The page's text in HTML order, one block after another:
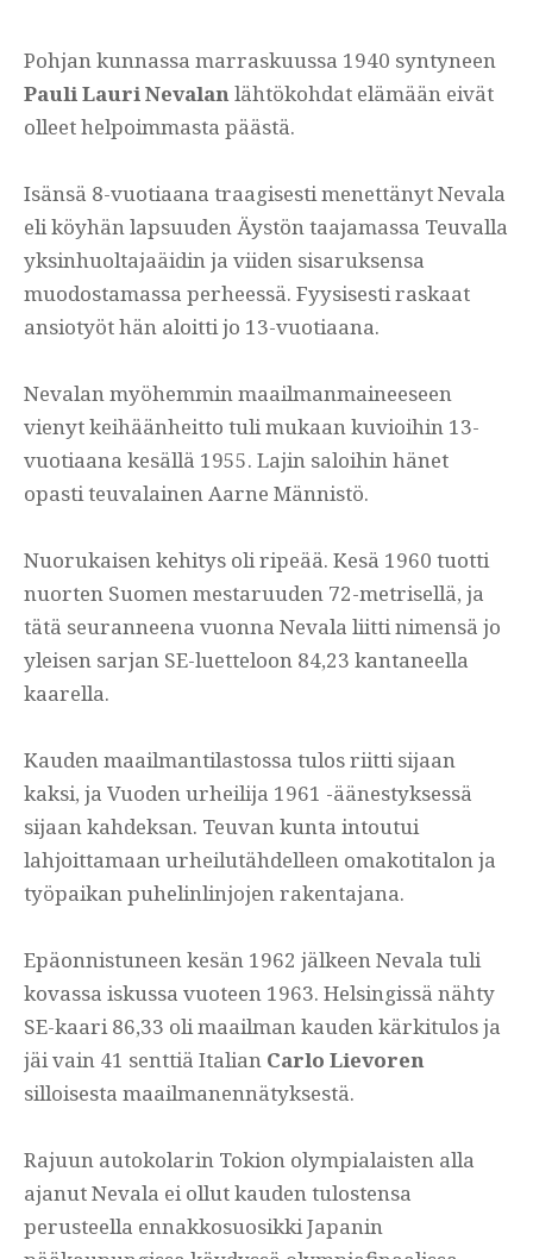
Pohjan kunnassa marraskuussa 1940 syntyneen
Pauli Lauri Nevalanlähtökohdat elämään eivät
olleet helpoimmasta päästä.
Isänsä 8-vuotiaana traagisesti menettänyt Nevala
eli köyhän lapsuuden Äystön taajamassa Teuvalla
yksinhuoltajaäidin ja viiden sisaruksensa
muodostamassa perheessä. Fyysisesti raskaat
ansiotyöt hän aloitti jo 13-vuotiaana.
Nevalan myöhemmin maailmanmaineeseen
vienyt keihäänheitto tuli mukaan kuvioihin 13-
vuotiaana kesällä 1955. Lajin saloihin hänet
opasti teuvalainen Aarne Männistö.
Nuorukaisen kehitys oli ripeää. Kesä 1960 tuotti
nuorten Suomen mestaruuden 72-metrisellä, ja
tätä seuranneena vuonna Nevala liitti nimensä jo
yleisen sarjan SE-luetteloon 84,23 kantaneella
kaarella.
Kauden maailmantilastossa tulos riitti sijaan
kaksi, ja Vuoden urheilija 1961 -äänestyksessä
sijaan kahdeksan. Teuvan kunta intoutui
lahjoittamaan urheilutähdelleen omakotitalon ja
työpaikan puhelinlinjojen rakentajana.
Epäonnistuneen kesän 1962 jälkeen Nevala tuli
kovassa iskussa vuoteen 1963. Helsingissä nähty
SE-kaari 86,33 oli maailman kauden kärkitulos ja
jäi vain 41 senttiä Italian Carlo Lievoren
silloisesta maailmanennätyksestä.
Rajuun autokolarin Tokion olympialaisten alla
ajanut Nevala ei ollut kauden tulostensa
perusteella ennakkosuosikki Japanin